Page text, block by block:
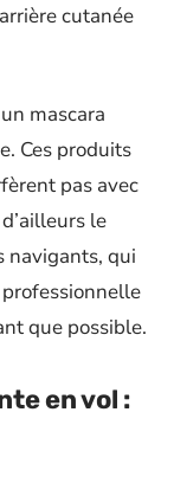
cutanée
mascara
Ces produits
pas avec
le
navigants, qui
que possible.
en vol :